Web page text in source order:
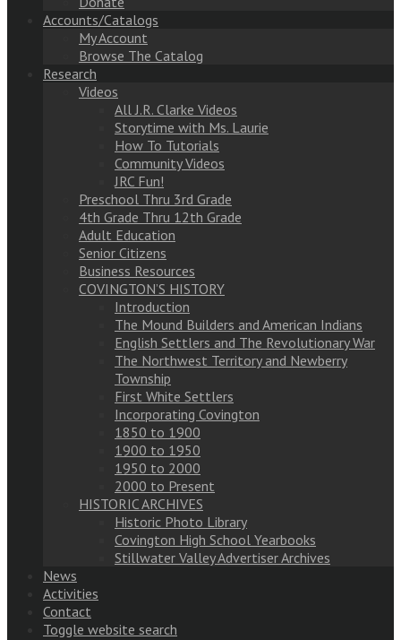
Accounts/Catalogs
My Account
Browse The Catalog
Research
Videos
All J.R. Clarke Videos
Storytime with Ms. Laurie
How To Tutorials
Community Videos
JRC Fun!
Preschool Thru 3rd Grade
4th Grade Thru 12th Grade
Adult Education
Senior Citizens
Business Resources
COVINGTON’S HISTORY
Introduction
The Mound Builders and American Indians
English Settlers and The Revolutionary War
The Northwest Territory and Newberry
Township
First White Settlers
Incorporating Covington
1850 to 1900
1900 to 1950
1950 to 2000
2000 to Present
HISTORIC ARCHIVES
Historic Photo Library
Covington High School Yearbooks
Stillwater Valley Advertiser Archives
News
Activities
Contact
Toggle website search